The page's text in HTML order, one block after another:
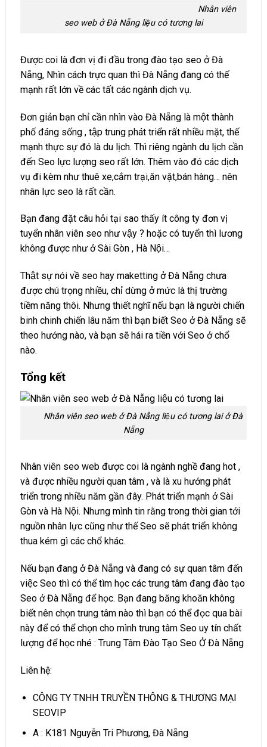
Nhân viên
seo web ở Đà Nẵng liệu có tương lai
Được coi là đơn vị đi đầu trong đào tạo seo ở Đà
Nẵng, Nhìn cách trực quan thì Đà Nẵng đang có thế
mạnh rất lớn về các tất các ngành dịch vụ.
Đơn giản bạn chỉ cần nhìn vào Đà Nẵng là một thành
phố đáng sống , tập trung phát triển rất nhiều mặt, thế
mạnh thực sự đó là du lịch. Thì riêng ngành du lịch cần
đến Seo lực lượng seo rất lớn. Thêm vào đó các dịch
vụ đi kèm như thuê xe,cắm trại,ăn vặt,bán hàng… nên
nhân lực seo là rất cần.
Bạn đang đặt câu hỏi tại sao thấy ít công ty đơn vị
tuyển nhân viên seo như vậy ? hoặc có tuyển thì lương
không được như ở Sài Gòn , Hà Nội…
Thật sự nói về seo hay maketting ở Đà Nẵng chưa
được chú trọng nhiều, chỉ dừng ở mức là thị trường
tiềm năng thôi. Nhưng thiết nghĩ nếu bạn là người chiến
binh chinh chiến lâu năm thì bạn biết Seo ở Đà Nẵng sẽ
theo hướng nào, và bạn sẽ hái ra tiền với Seo ở chổ
nào.
Tổng kết
Nhân viên seo web ở Đà Nẵng liệu có tương lai ở Đà
Nẵng
Nhân viên seo web được coi là ngành nghề đang hot ,
và được nhiều người quan tâm , và là xu hướng phát
triển trong nhiều năm gần đây. Phát triển mạnh ở Sài
Gòn và Hà Nội. Nhưng mình tin rằng trong thời gian tới
nguồn nhân lực cũng như thế Seo sẽ phát triển không
thua kém gì các chổ khác.
Nếu bạn đang ở Đà Nẵng và đang có sự quan tâm đến
việc Seo thì có thể tìm học các trung tâm đang đào tạo
Seo ở Đà Nẵng để học. Bạn đang băng khoăn không
biết nên chọn trung tâm nào thì bạn có thể đọc qua bài
này để có thể chọn cho mình trung tâm Seo uy tín chất
lượng để học nhé : Trung Tâm Đào Tạo Seo Ở Đà Nẵng
Liên hệ:
CÔNG TY TNHH TRUYỀN THÔNG & THƯƠNG MẠI
SEOVIP
A : K181 Nguyễn Tri Phương, Đà Nẵng